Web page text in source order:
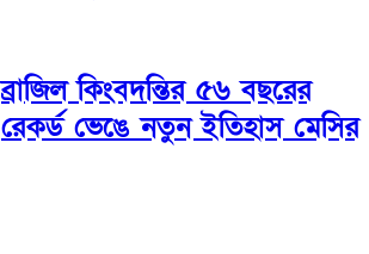
ব্রাজিল কিংবদন্তির ৫৬ বছরের
রেকর্ড ভেঙে নতুন ইতিহাস মেসির